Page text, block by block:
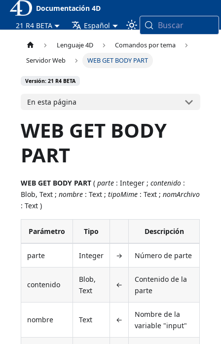
Documentación 4D
21 R4 BETA
Español Buscar
Lenguaje 4D
Comandos por tema
Servidor Web
WEB GET BODY PART
Versión: 21 R4 BETA
En esta página
WEB GET BODY
PART
WEB GET BODY PART (parte : Integer ;contenido :
Blob, Text ;nombre : Text ;tipoMime : Text ;nomArchivo
: Text )
Parámetro Tipo Descripción
parte Integer → Número de parte
contenido
Blob,
Text
←
Contenido de la
parte
nombre Text ←
Nombre de la
variable "input"